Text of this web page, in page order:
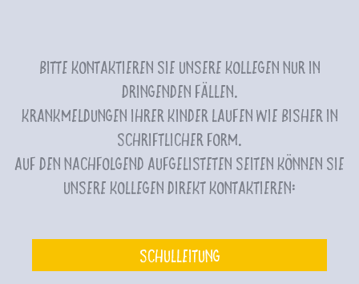
Bitte kontaktieren Sie unsere Kollegen nur in
dringenden Fällen.
Krankmeldungen Ihrer Kinder laufen wie bisher in
schriftlicher Form.
Auf den nachfolgend aufgelisteten Seiten können Sie
unsere Kollegen direkt kontaktieren:
Schulleitung